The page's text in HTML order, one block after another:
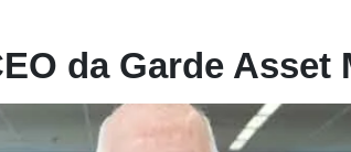
da Garde Asset